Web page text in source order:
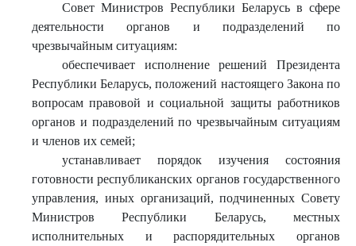
Совет Министров Республики Беларусь в сфере
деятельности органов и подразделений по
чрезвычайным ситуациям:
обеспечивает исполнение решений Президента
Республики Беларусь, положений настоящего Закона по
вопросам правовой и социальной защиты работников
органов и подразделений по чрезвычайным ситуациям
и членов их семей;
устанавливает порядок изучения состояния
готовности республиканских органов государственного
управления, иных организаций, подчиненных Совету
Министров Республики Беларусь, местных
исполнительных и распорядительных органов